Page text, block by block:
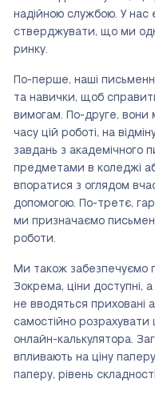
надійною службою. У нас
стверджувати, що ми
ринку.
По-перше, наші
та навички, щоб
вимогам. По-друге, вони
часу цій роботі, на
завдань з академічного
предметами в коледжі
впоратися з оглядом
допомогою. По-третє,
ми призначаємо
роботи.
Ми також забезпечуємо
Зокрема, ціни доступні, а
не вводяться приховані
самостійно розрахувати
онлайн-калькулятора.
впливають на ціну
паперу, рівень